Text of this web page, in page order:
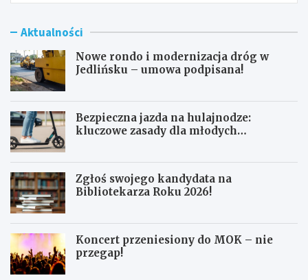
Aktualności
Nowe rondo i modernizacja dróg w
Jedlińsku – umowa podpisana!
Bezpieczna jazda na hulajnodze:
kluczowe zasady dla młodych
Zgłoś swojego kandydata na
Bibliotekarza Roku 2026!
Koncert przeniesiony do MOK – nie
przegap!
N
B